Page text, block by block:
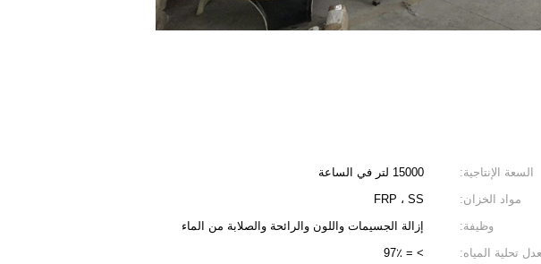
السعة الإنتاجية:
15000 لتر في الساعة
مواد الخزان:
FRP ، SS
وظيفة:
إزالة الجسيمات واللون والرائحة والصلابة من الماء
تحلية المياه:
> = 97٪